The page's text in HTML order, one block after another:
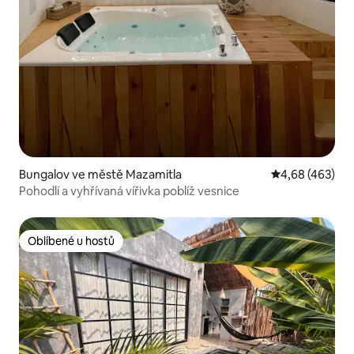
Bungalov ve městě Mazamitla Průměrné
4,68 (463)
Pohodlí a vyhřívaná vířivka poblíž vesnice
Oblíbené u hostů
Oblíbené u hostů